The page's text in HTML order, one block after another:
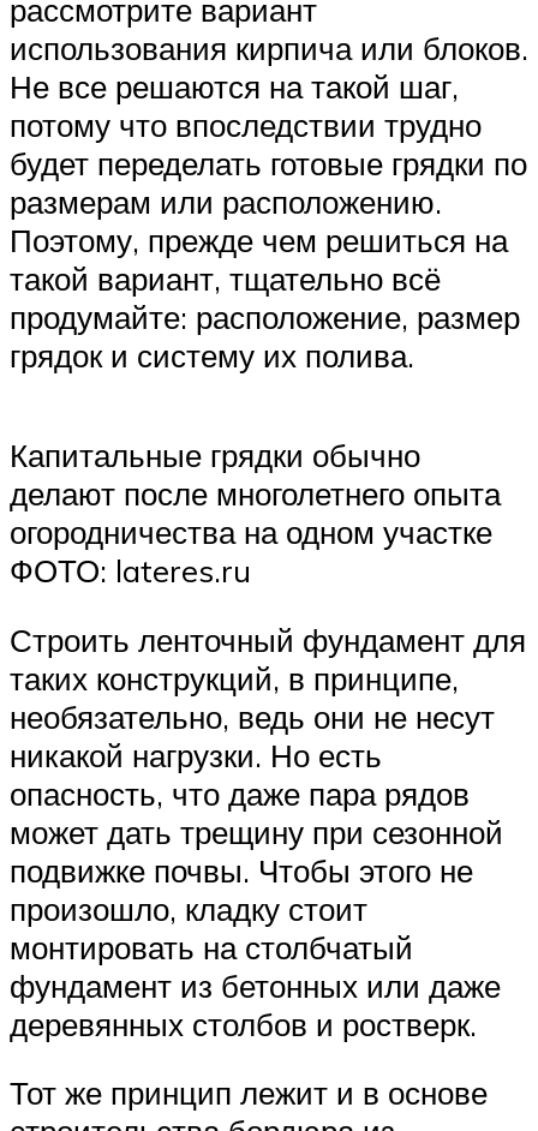
рассмотрите вариант
использования кирпича или блоков.
Не все решаются на такой шаг,
потому что впоследствии трудно
будет переделать готовые грядки по
размерам или расположению.
Поэтому, прежде чем решиться на
такой вариант, тщательно всё
продумайте: расположение, размер
грядок и систему их полива.
Капитальные грядки обычно
делают после многолетнего опыта
огородничества на одном участке
ФОТО: lateres.ru
Строить ленточный фундамент для
таких конструкций, в принципе,
необязательно, ведь они не несут
никакой нагрузки. Но есть
опасность, что даже пара рядов
может дать трещину при сезонной
подвижке почвы. Чтобы этого не
произошло, кладку стоит
монтировать на столбчатый
фундамент из бетонных или даже
деревянных столбов и ростверк.
Тот же принцип лежит и в основе